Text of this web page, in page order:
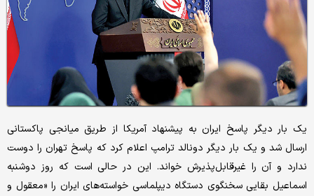
یک بار دیگر پاسخ ایران به پیشنهاد آمریکا از طریق میانجی پاکستانی
ارسال شد و یک بار دیگر دونالد ترامپ اعلام کرد که پاسخ تهران را دوست
ندارد و آن را غیرقابل‌پذیرش خواند. این در حالی است که روز دوشنبه
اسماعیل بقایی سخنگوی دستگاه دیپلماسی خواسته‌های ایران را «معقول و